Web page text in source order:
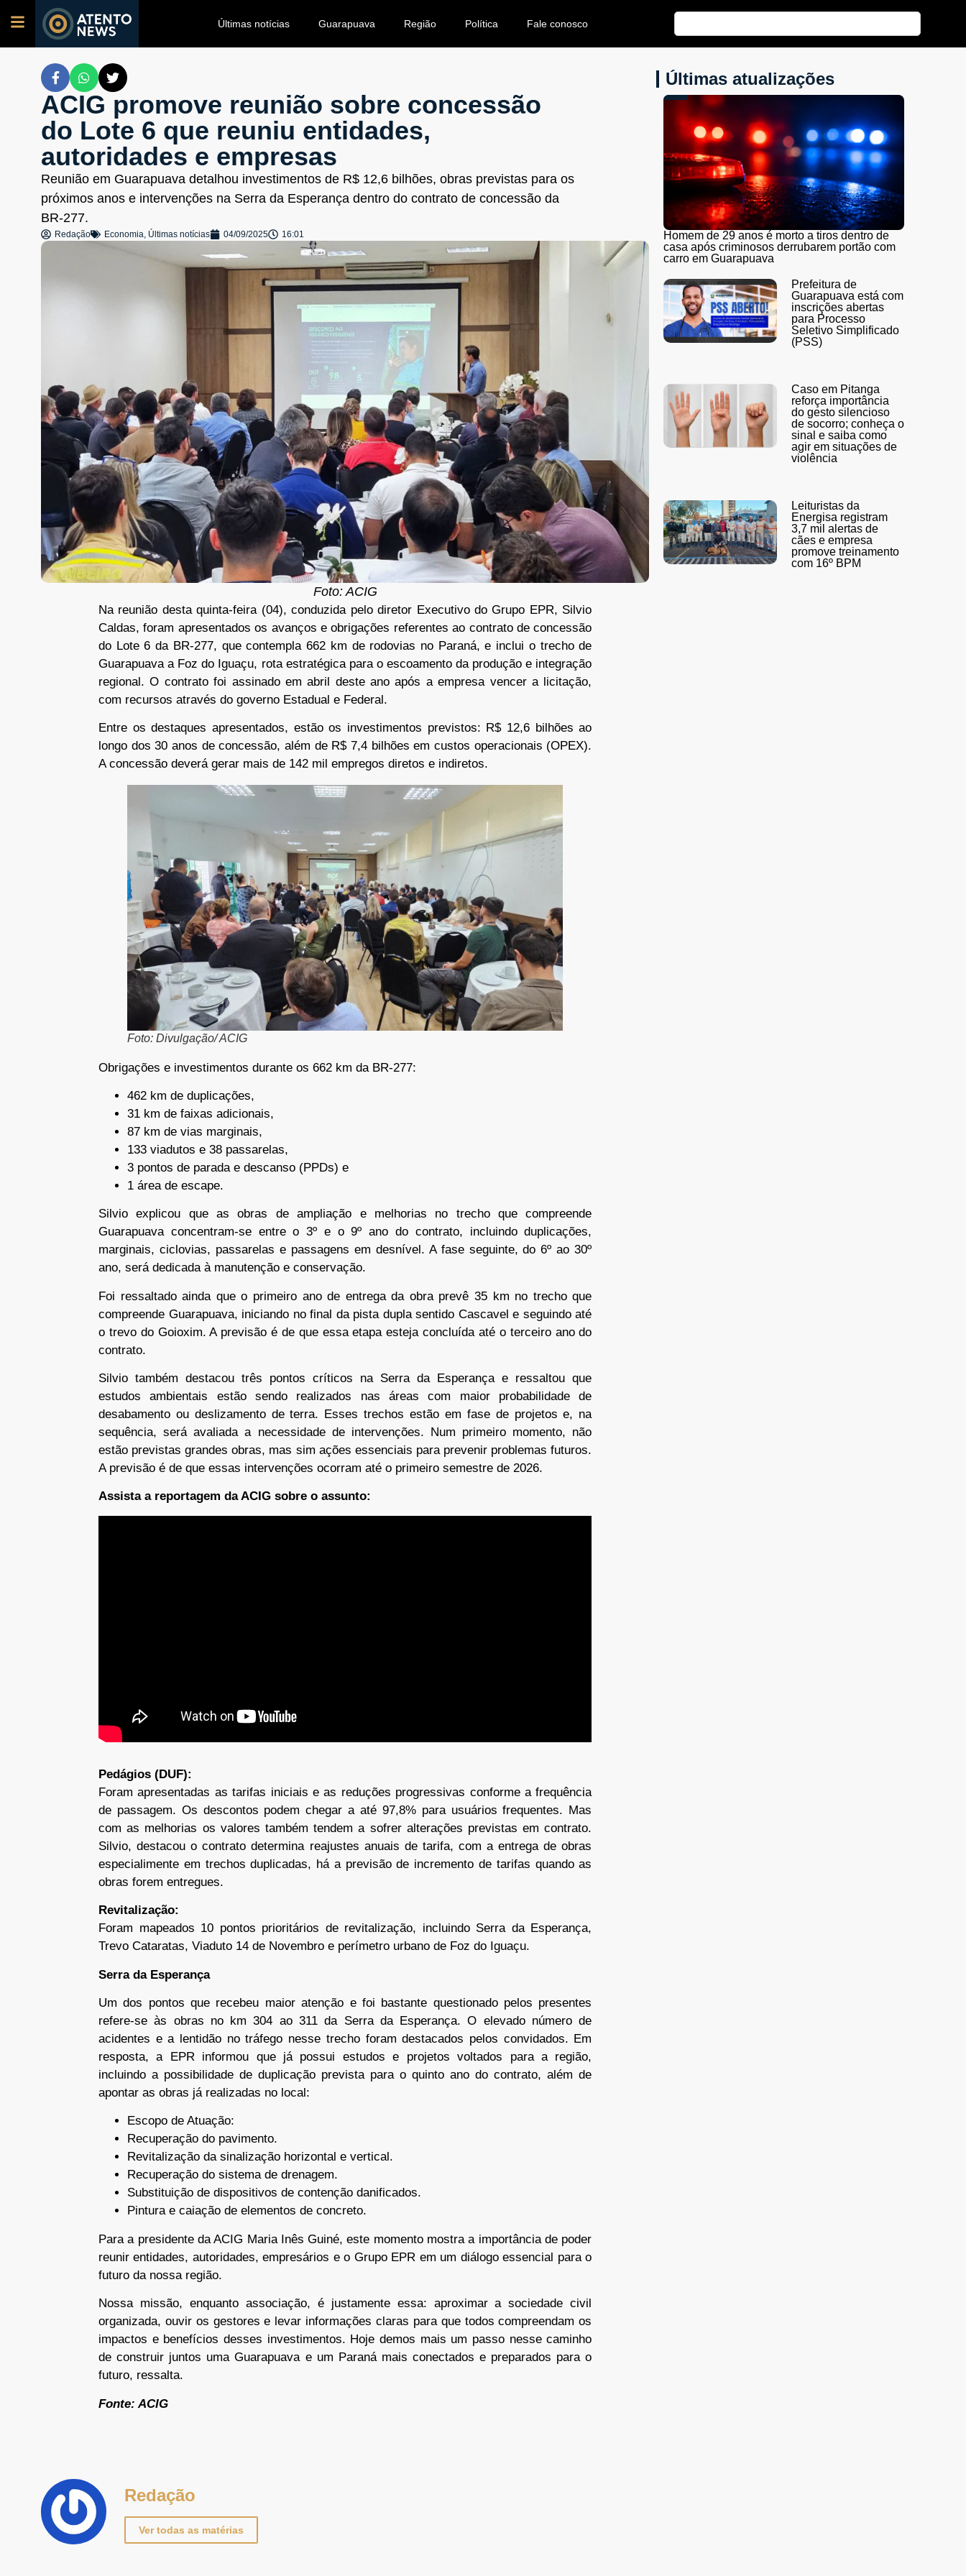
Últimas notícias Guarapuava Região Política Fale conosco
ACIG promove reunião sobre concessão
do Lote 6 que reuniu entidades,
autoridades e empresas
Reunião em Guarapuava detalhou investimentos de R$ 12,6 bilhões, obras previstas para os
próximos anos e intervenções na Serra da Esperança dentro do contrato de concessão da
BR-277.
Redação Economia, Últimas notícias 04/09/2025 16:01
Foto: ACIG
Na reunião desta quinta-feira (04), conduzida pelo diretor Executivo do Grupo EPR, Silvio
Caldas, foram apresentados os avanços e obrigações referentes ao contrato de concessão
do Lote 6 da BR-277, que contempla 662 km de rodovias no Paraná, e inclui o trecho de
Guarapuava a Foz do Iguaçu, rota estratégica para o escoamento da produção e integração
regional. O contrato foi assinado em abril deste ano após a empresa vencer a licitação,
com recursos através do governo Estadual e Federal.
Entre os destaques apresentados, estão os investimentos previstos: R$ 12,6 bilhões ao
longo dos 30 anos de concessão, além de R$ 7,4 bilhões em custos operacionais (OPEX).
A concessão deverá gerar mais de 142 mil empregos diretos e indiretos.
Foto: Divulgação/ ACIG
Obrigações e investimentos durante os 662 km da BR-277:
462 km de duplicações,
31 km de faixas adicionais,
87 km de vias marginais,
133 viadutos e 38 passarelas,
3 pontos de parada e descanso (PPDs) e
1 área de escape.
Silvio explicou que as obras de ampliação e melhorias no trecho que compreende
Guarapuava concentram-se entre o 3º e o 9º ano do contrato, incluindo duplicações,
marginais, ciclovias, passarelas e passagens em desnível. A fase seguinte, do 6º ao 30º
ano, será dedicada à manutenção e conservação.
Foi ressaltado ainda que o primeiro ano de entrega da obra prevê 35 km no trecho que
compreende Guarapuava, iniciando no final da pista dupla sentido Cascavel e seguindo até
o trevo do Goioxim. A previsão é de que essa etapa esteja concluída até o terceiro ano do
contrato.
Silvio também destacou três pontos críticos na Serra da Esperança e ressaltou que
estudos ambientais estão sendo realizados nas áreas com maior probabilidade de
desabamento ou deslizamento de terra. Esses trechos estão em fase de projetos e, na
sequência, será avaliada a necessidade de intervenções. Num primeiro momento, não
estão previstas grandes obras, mas sim ações essenciais para prevenir problemas futuros.
A previsão é de que essas intervenções ocorram até o primeiro semestre de 2026.
Assista a reportagem da ACIG sobre o assunto:
Pedágios (DUF):
Foram apresentadas as tarifas iniciais e as reduções progressivas conforme a frequência
de passagem. Os descontos podem chegar a até 97,8% para usuários frequentes. Mas
com as melhorias os valores também tendem a sofrer alterações previstas em contrato.
Silvio, destacou o contrato determina reajustes anuais de tarifa, com a entrega de obras
especialimente em trechos duplicadas, há a previsão de incremento de tarifas quando as
obras forem entregues.
Revitalização:
Foram mapeados 10 pontos prioritários de revitalização, incluindo Serra da Esperança,
Trevo Cataratas, Viaduto 14 de Novembro e perímetro urbano de Foz do Iguaçu.
Serra da Esperança
Um dos pontos que recebeu maior atenção e foi bastante questionado pelos presentes
refere-se às obras no km 304 ao 311 da Serra da Esperança. O elevado número de
acidentes e a lentidão no tráfego nesse trecho foram destacados pelos convidados. Em
resposta, a EPR informou que já possui estudos e projetos voltados para a região,
incluindo a possibilidade de duplicação prevista para o quinto ano do contrato, além de
apontar as obras já realizadas no local:
Escopo de Atuação:
Recuperação do pavimento.
Revitalização da sinalização horizontal e vertical.
Recuperação do sistema de drenagem.
Substituição de dispositivos de contenção danificados.
Pintura e caiação de elementos de concreto.
Para a presidente da ACIG Maria Inês Guiné, este momento mostra a importância de poder
reunir entidades, autoridades, empresários e o Grupo EPR em um diálogo essencial para o
futuro da nossa região.
Nossa missão, enquanto associação, é justamente essa: aproximar a sociedade civil
organizada, ouvir os gestores e levar informações claras para que todos compreendam os
impactos e benefícios desses investimentos. Hoje demos mais um passo nesse caminho
de construir juntos uma Guarapuava e um Paraná mais conectados e preparados para o
futuro, ressalta.
Fonte: ACIG
Últimas atualizações
Homem de 29 anos é morto a tiros dentro de
casa após criminosos derrubarem portão com
carro em Guarapuava
Prefeitura de
Guarapuava está com
inscrições abertas
para Processo
Seletivo Simplificado
(PSS)
Caso em Pitanga
reforça importância
do gesto silencioso
de socorro; conheça o
sinal e saiba como
agir em situações de
violência
Leituristas da
Energisa registram
3,7 mil alertas de
cães e empresa
promove treinamento
com 16º BPM
Redação
Ver todas as matérias